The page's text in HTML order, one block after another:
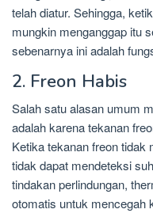
telah diatur. Sehingga,
mungkin menganggap itu
sebenarnya ini adalah
2. Freon Habis
Salah satu alasan umum
adalah karena tekanan
Ketika tekanan freon tidak
tidak dapat mendeteksi
tindakan perlindungan,
otomatis untuk mencegah